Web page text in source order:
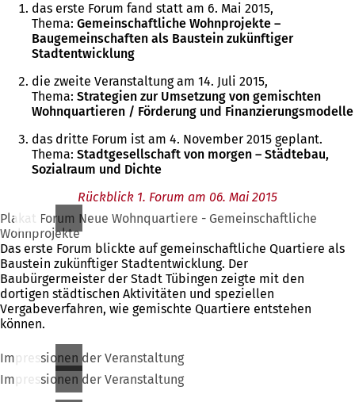
das erste Forum fand statt am 6. Mai 2015,
Thema: Gemeinschaftliche Wohnprojekte –
Baugemeinschaften als Baustein zukünftiger
Stadtentwicklung
die zweite Veranstaltung am 14. Juli 2015,
Thema: Strategien zur Umsetzung von gemischten
Wohnquartieren / Förderung und Finanzierungsmodelle
das dritte Forum ist am 4. November 2015 geplant.
Thema: Stadtgesellschaft von morgen – Städtebau,
Sozialraum und Dichte
Rückblick 1. Forum am 06. Mai 2015
Plakat Forum Neue Wohnquartiere - Gemeinschaftliche
Wohnprojekte
Das erste Forum blickte auf gemeinschaftliche Quartiere als
Baustein zukünftiger Stadtentwicklung. Der
Baubürgermeister der Stadt Tübingen zeigte mit den
dortigen städtischen Aktivitäten und speziellen
Vergabeverfahren, wie gemischte Quartiere entstehen
können.
Impressionen der Veranstaltung
Impressionen der Veranstaltung